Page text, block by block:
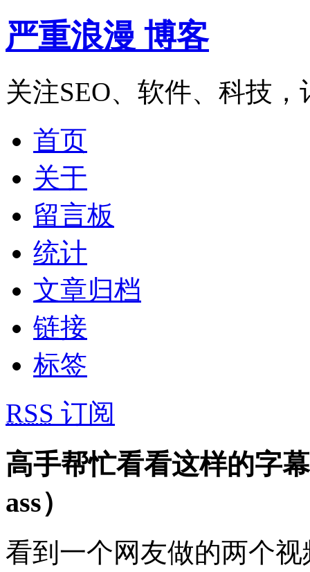
严重浪漫 博客
关注SEO、软件、科技
首页
关于
留言板
统计
文章归档
链接
标签
RSS 订阅
高手帮忙看看这样的字
ass）
看到一个网友做的两个视